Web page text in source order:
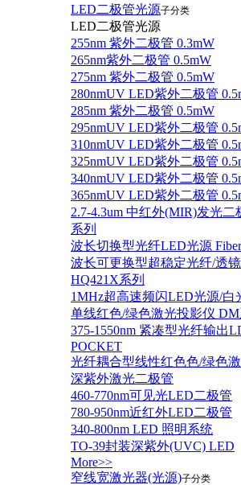
LED二极管光源子分类
LED二极管光源
255nm 紫外二极管 0.3mW
265nm紫外二极管 0.5mW
275nm 紫外二极管 0.5mW
280nmUV LED紫外二极管
285nm 紫外二极管 0.5mW
295nmUV LED紫外二极管
310nmUV LED紫外二极管
325nmUV LED紫外二极管
340nmUV LED紫外二极管
365nmUV LED紫外二极管
2.7-4.3um 中红外(MIR)发光
系列
波长切换型光纤LED光源
波长可更换型超稳定光纤/透
HQ421X系列
1MHz超高速频闪LED光源/白
单线红色/绿色激光投影仪 DM
375-1550nm 紧凑型光纤输出
POCKET
光纤耦合型线性红色色/绿色
深紫外激光二极管
460-770nm可见光LED二极管
780-950nm近红外LED二极管
340-800nm LED 照明系统
TO-39封装深紫外(UVC) LED
More>>
窄线宽激光器(光源)子分类